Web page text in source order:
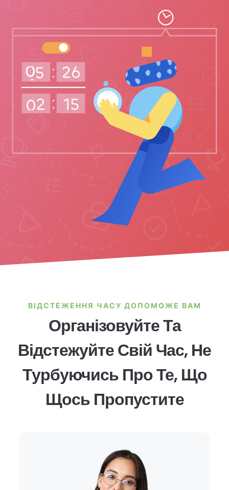
ВІДСТЕЖЕННЯ ЧАСУ ДОПОМОЖЕ ВАМ
Організовуйте Та
Відстежуйте Свій Час, Не
Турбуючись Про Те, Що
Щось Пропустите